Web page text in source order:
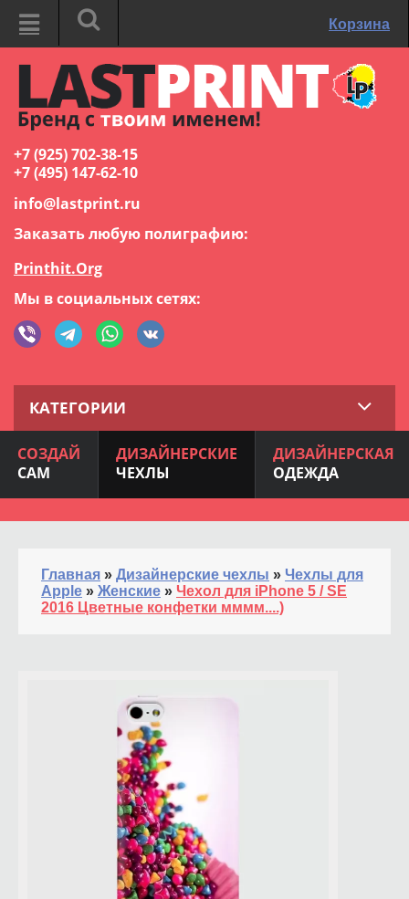
Корзина
+7 (925) 702-38-15
+7 (495) 147-62-10
info@lastprint.ru
Заказать любую полиграфию:
Printhit.Org
Мы в социальных сетях:
КАТЕГОРИИ
СОЗДАЙ
САМ
ДИЗАЙНЕРСКИЕ
ЧЕХЛЫ
ДИЗАЙНЕРСКАЯ
ОДЕЖДА
Главная » Дизайнерские чехлы » Чехлы для
Apple » Женские » Чехол для iPhone 5 / SE
2016 Цветные конфетки мммм....)